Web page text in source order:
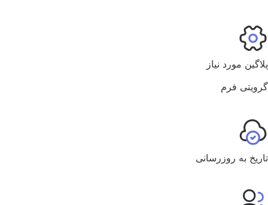
پلاگین مورد نیاز
گرویتی فرم
تاریخ به روزرسانی